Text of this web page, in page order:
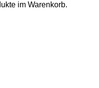
im Warenkorb.